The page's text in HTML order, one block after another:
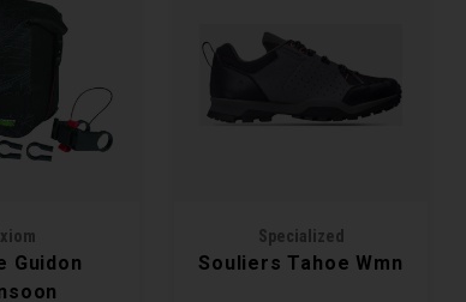
Guidon
Specialized
Souliers Tahoe Wmn